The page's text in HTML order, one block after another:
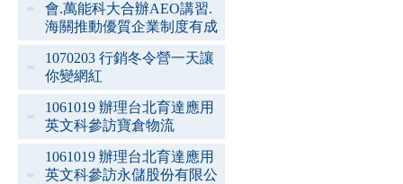
會.萬能科大合辦AEO講習.
海關推動優質企業制度有成
1070203 行銷冬令營一天讓
你變網紅
1061019 辦理台北育達應用
英文科參訪寶倉物流
1061019 辦理台北育達應用
英文科參訪永儲股份有限公